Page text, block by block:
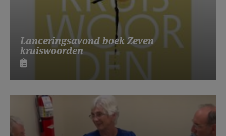
Lanceringsavond boek Zeven
kruiswoorden